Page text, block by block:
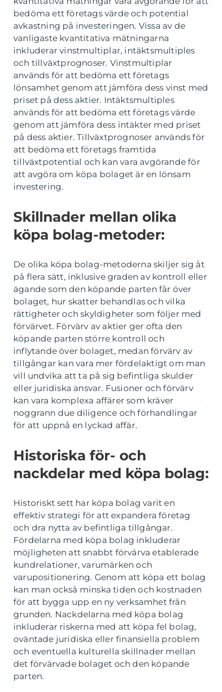
bedöma ett företags värde och potential
avkastning på investeringen. Vissa av de
vanligaste kvantitativa mätningarna
inkluderar vinstmultiplar, intäktsmultiples
och tillväxtprognoser. Vinstmultiplar
används för att bedöma ett företags
lönsamhet genom att jämföra dess vinst med
priset på dess aktier. Intäktsmultiples
används för att bedöma ett företags värde
genom att jämföra dess intäkter med priset
på dess aktier. Tillväxtprognoser används för
att bedöma ett företags framtida
tillväxtpotential och kan vara avgörande för
att avgöra om köpa bolaget är en lönsam
investering.
Skillnader mellan olika
köpa bolag-metoder:
De olika köpa bolag-metoderna skiljer sig åt
på flera sätt, inklusive graden av kontroll eller
ägande som den köpande parten får över
bolaget, hur skatter behandlas och vilka
rättigheter och skyldigheter som följer med
förvärvet. Förvärv av aktier ger ofta den
köpande parten större kontroll och
inflytande över bolaget, medan förvärv av
tillgångar kan vara mer fördelaktigt om man
vill undvika att ta på sig befintliga skulder
eller juridiska ansvar. Fusioner och förvärv
kan vara komplexa affärer som kräver
noggrann due diligence och förhandlingar
för att uppnå en lyckad affär.
Historiska för- och
nackdelar med köpa bolag:
Historiskt sett har köpa bolag varit en
effektiv strategi för att expandera företag
och dra nytta av befintliga tillgångar.
Fördelarna med köpa bolag inkluderar
möjligheten att snabbt förvärva etablerade
kundrelationer, varumärken och
varupositionering. Genom att köpa ett bolag
kan man också minska tiden och kostnaden
för att bygga upp en ny verksamhet från
grunden. Nackdelarna med köpa bolag
inkluderar riskerna med att köpa fel bolag,
oväntade juridiska eller finansiella problem
och eventuella kulturella skillnader mellan
det förvärvade bolaget och den köpande
parten.